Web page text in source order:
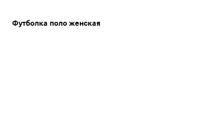
Футболка поло женская